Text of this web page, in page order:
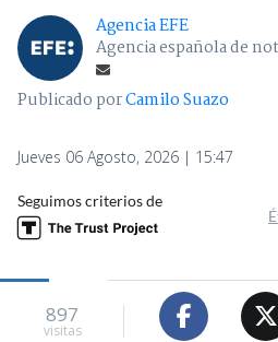
Agencia EFE
Agencia española de
Publicado porCamilo Suazo
Jueves 06 Agosto, 2026 | 15:47
Seguimos criterios de
897
visitas